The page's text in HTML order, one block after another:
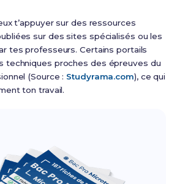
t’appuyer sur des ressources
sur des sites spécialisés ou les
tes professeurs. Certains portails
techniques proches des épreuves du
(Source : Studyrama.com), ce qui
ton travail.